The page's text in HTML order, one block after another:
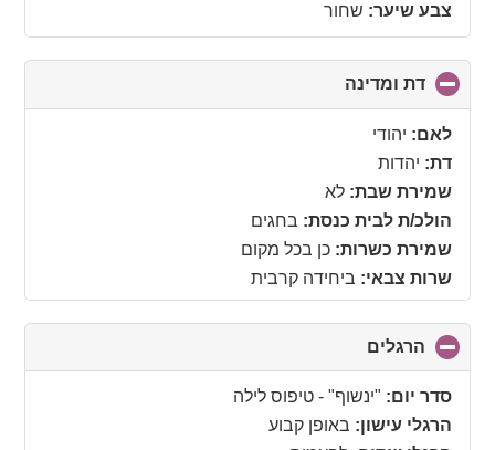
צבע שיער: שחור
דת ומדינה
to
לאם: יהודי
דת: יהדות
שמירת שבת: לא
הולכ/ת לבית כנסת: בחגים
שמירת כשרות: כן בכל מקום
שרות צבאי: ביחידה קרבית
הרגלים
to
collapse
סדר יום: "ינשוף" - טיפוס לילה
הרגלי עישון: באופן קבוע